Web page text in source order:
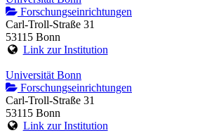
Forschungseinrichtungen
Carl-Troll-Straße 31
53115 Bonn
Link zur Institution
Universität Bonn
Forschungseinrichtungen
Carl-Troll-Straße 31
53115 Bonn
Link zur Institution